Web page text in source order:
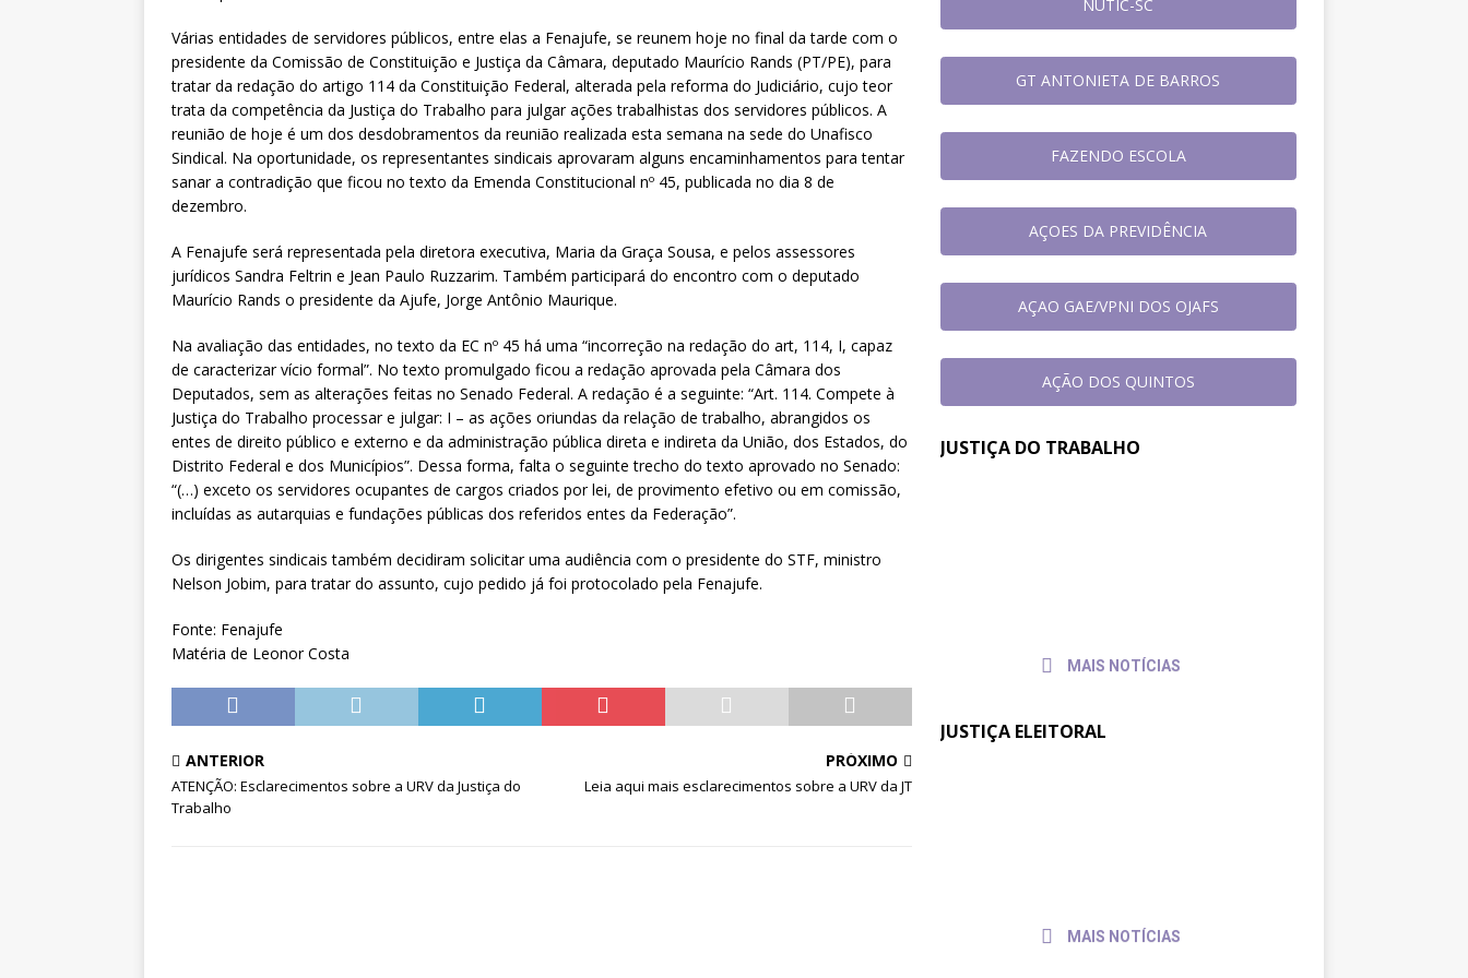
DESTAQUES
Várias entidades de servidores públicos, entre elas a Fenajufe, se reunem hoje no final da tarde com o
presidente da Comissão de Constituição e Justiça da Câmara, deputado Maurício Rands (PT/PE), para
tratar da redação do artigo 114 da Constituição Federal, alterada pela reforma do Judiciário, cujo teor
trata da competência da Justiça do Trabalho para julgar ações trabalhistas dos servidores públicos. A
reunião de hoje é um dos desdobramentos da reunião realizada esta semana na sede do Unafisco
Sindical. Na oportunidade, os representantes sindicais aprovaram alguns encaminhamentos para tentar
sanar a contradição que ficou no texto da Emenda Constitucional nº 45, publicada no dia 8 de
dezembro.
A Fenajufe será representada pela diretora executiva, Maria da Graça Sousa, e pelos assessores
jurídicos Sandra Feltrin e Jean Paulo Ruzzarim. Também participará do encontro com o deputado
Maurício Rands o presidente da Ajufe, Jorge Antônio Maurique.
Na avaliação das entidades, no texto da EC nº 45 há uma “incorreção na redação do art, 114, I, capaz
de caracterizar vício formal”. No texto promulgado ficou a redação aprovada pela Câmara dos
Deputados, sem as alterações feitas no Senado Federal. A redação é a seguinte: “Art. 114. Compete à
Justiça do Trabalho processar e julgar: I – as ações oriundas da relação de trabalho, abrangidos os
entes de direito público e externo e da administração pública direta e indireta da União, dos Estados, do
Distrito Federal e dos Municípios”. Dessa forma, falta o seguinte trecho do texto aprovado no Senado:
“(…) exceto os servidores ocupantes de cargos criados por lei, de provimento efetivo ou em comissão,
incluídas as autarquias e fundações públicas dos referidos entes da Federação”.
Os dirigentes sindicais também decidiram solicitar uma audiência com o presidente do STF, ministro
Nelson Jobim, para tratar do assunto, cujo pedido já foi protocolado pela Fenajufe.
Fonte: Fenajufe
Matéria de Leonor Costa
ANTERIOR
ATENÇÃO: Esclarecimentos sobre a URV da Justiça do
Trabalho
PRÓXIMO
Leia aqui mais esclarecimentos sobre a URV da JT
NUTIC-SC
GT ANTONIETA DE BARROS
FAZENDO ESCOLA
AÇOES DA PREVIDÊNCIA
AÇAO GAE/VPNI DOS OJAFS
AÇÃO DOS QUINTOS
JUSTIÇA DO TRABALHO
MAIS NOTÍCIAS
JUSTIÇA ELEITORAL
MAIS NOTÍCIAS